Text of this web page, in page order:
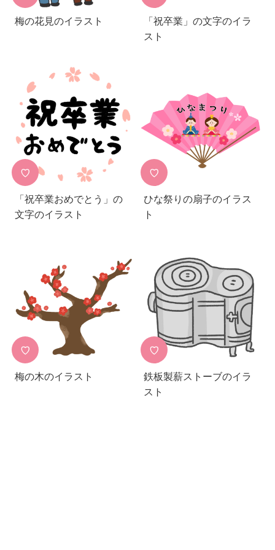
梅の花見のイラスト
「祝卒業」の文字のイラ
スト
♡
「祝卒業おめでとう」の
文字のイラスト
♡
ひな祭りの扇子のイラス
ト
♡
梅の木のイラスト
♡
鉄板製薪ストーブのイラ
スト